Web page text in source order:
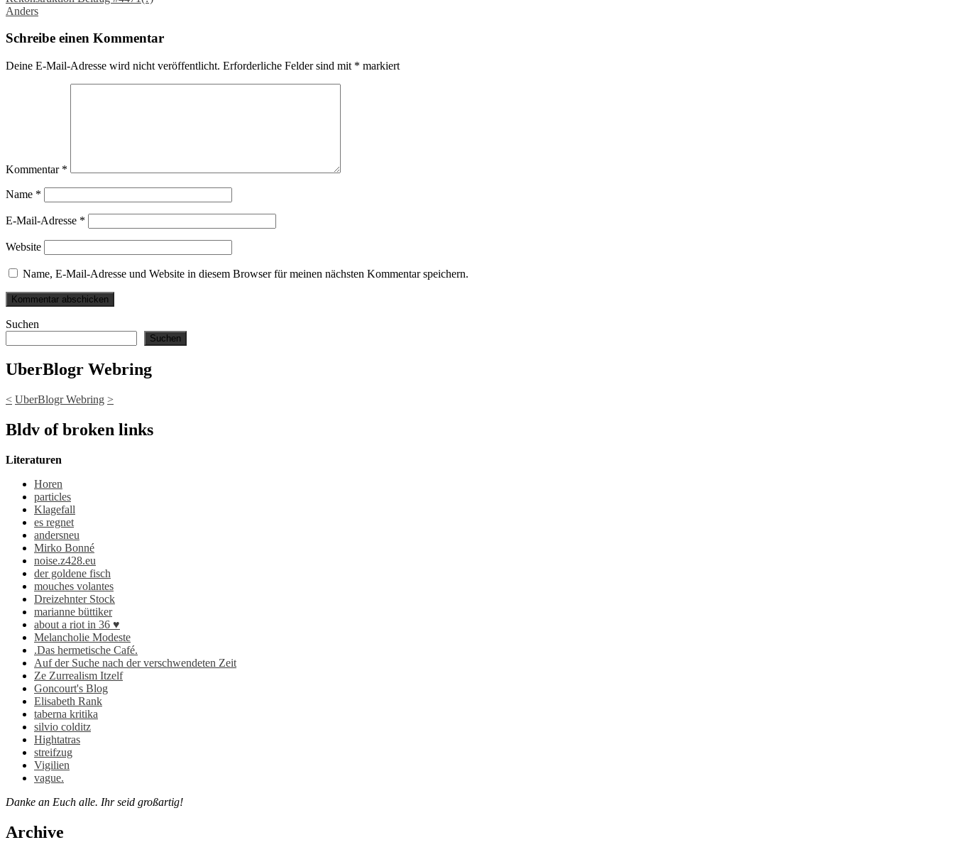
navigation
Anders
Schreibe einen Kommentar
Deine E-Mail-Adresse wird nicht veröffentlicht. Erforderliche Felder sind mit * markiert
Kommentar *
Name *
E-Mail-Adresse *
Website
Name, E-Mail-Adresse und Website in diesem Browser für meinen nächsten Kommentar speichern.
Suchen
Suchen
UberBlogr Webring
< UberBlogr Webring >
Bldv of broken links
Literaturen
Horen
particles
Klagefall
es regnet
andersneu
Mirko Bonné
noise.z428.eu
der goldene fisch
mouches volantes
Dreizehnter Stock
marianne büttiker
about a riot in 36 ♥
Melancholie Modeste
.Das hermetische Café.
Auf der Suche nach der verschwendeten Zeit
Ze Zurrealism Itzelf
Goncourt's Blog
Elisabeth Rank
taberna kritika
silvio colditz
Hightatras
streifzug
Vigilien
vague.
Danke an Euch alle. Ihr seid großartig!
Archive